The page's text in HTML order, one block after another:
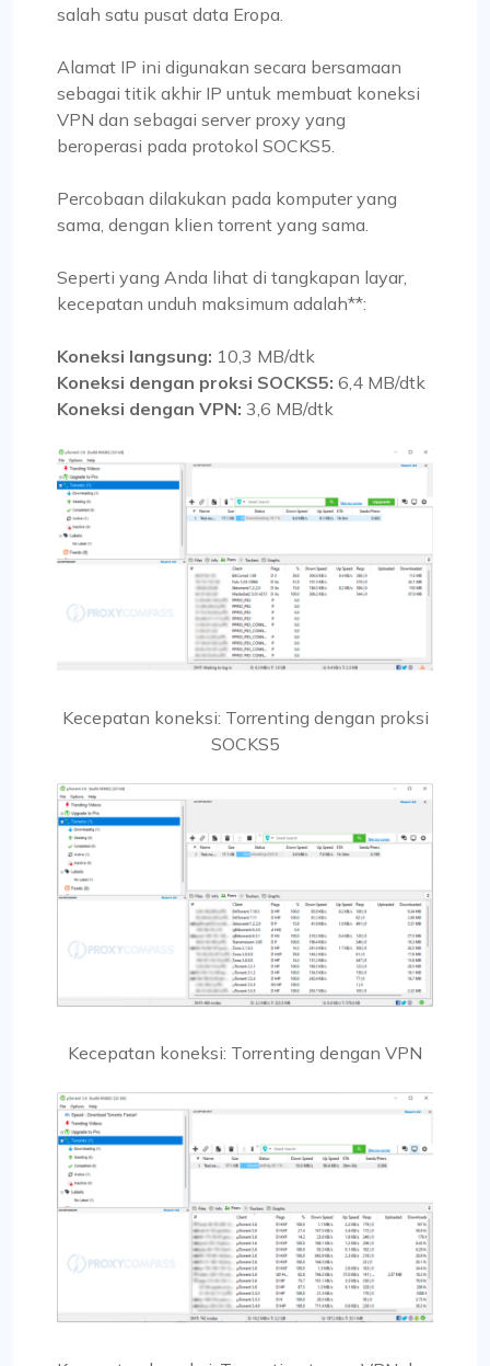
salah satu pusat data Eropa.
Alamat IP ini digunakan secara bersamaan
sebagai titik akhir IP untuk membuat koneksi
VPN dan sebagai server proxy yang
beroperasi pada protokol SOCKS5.
Percobaan dilakukan pada komputer yang
sama, dengan klien torrent yang sama.
Seperti yang Anda lihat di tangkapan layar,
kecepatan unduh maksimum adalah**:
Koneksi langsung: 10,3 MB/dtk
Koneksi dengan proksi SOCKS5: 6,4 MB/dtk
Koneksi dengan VPN: 3,6 MB/dtk
Kecepatan koneksi: Torrenting dengan proksi
SOCKS5
Kecepatan koneksi: Torrenting dengan VPN